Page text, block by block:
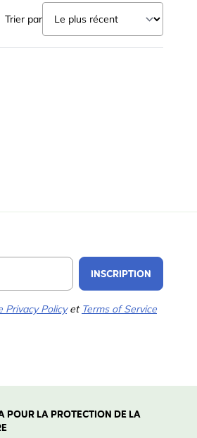
Trier par
INSCRIPTION
Privacy Policyet Terms of Service
POUR LA PROTECTION DE LA